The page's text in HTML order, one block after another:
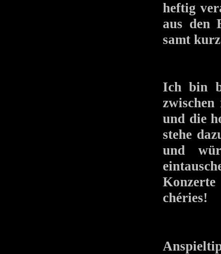
heftig
aus den
samt
Ich bin
und die
stehe
und
chéries!